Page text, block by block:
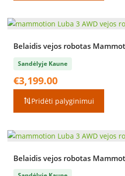
Belaidis vejos robotas
Sandėlyje Kaune
€3,199.00
Pridėti palyginimui
Belaidis vejos robotas